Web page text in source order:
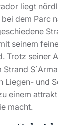
liegt
dem Parc
seinem
Trotz seiner
Liegen- und
einem
macht.